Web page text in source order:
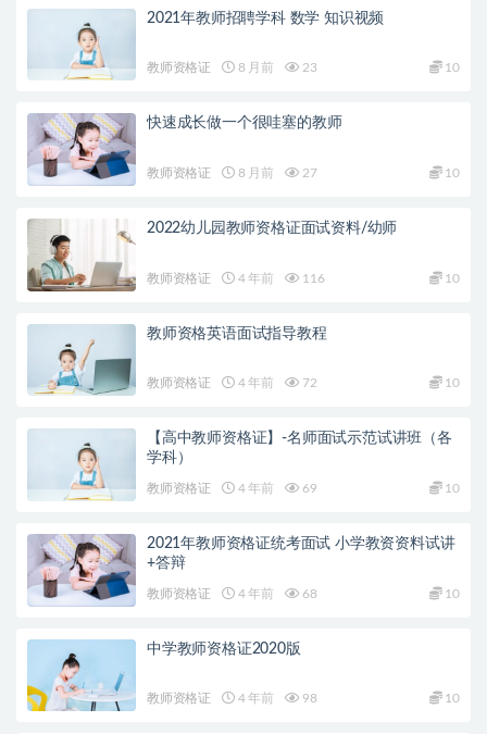
2021年教师招聘学科 数学 知识视频
教师资格证 8 月前 23 10
快速成长做一个很哇塞的教师
教师资格证 8 月前 27 10
2022幼儿园教师资格证面试资料/幼师
教师资格证 4 年前 116 10
教师资格英语面试指导教程
教师资格证 4 年前 72 10
【高中教师资格证】-名师面试示范试讲班（各
学科）
教师资格证 4 年前 69 10
2021年教师资格证统考面试 小学教资资料试讲
+答辩
教师资格证 4 年前 68 10
中学教师资格证2020版
教师资格证 4 年前 98 10